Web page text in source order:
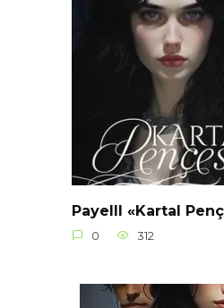
Payelll «Kartal
0 312